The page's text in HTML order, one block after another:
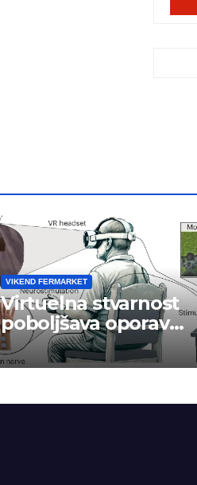
VIKEND FERMARKET
Virtuelna stvarnost
poboljšava oporavak
ruke nakon
moždanog udara